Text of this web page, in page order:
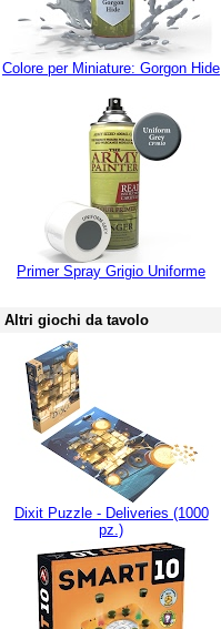
Colore per Miniature: Gorgon Hide
Primer Spray Grigio Uniforme
Altri giochi da tavolo
Dixit Puzzle - Deliveries (1000
pz.)